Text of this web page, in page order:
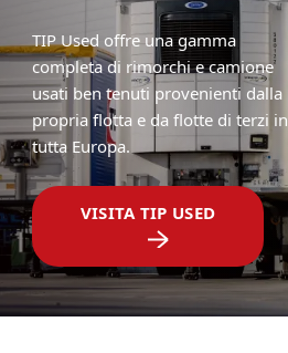
TIP Used offre una gamma
completa di rimorchi e camione
usati ben tenuti provenienti dalla
propria flotta e da flotte di terzi in
tutta Europa.
VISITA TIP USED